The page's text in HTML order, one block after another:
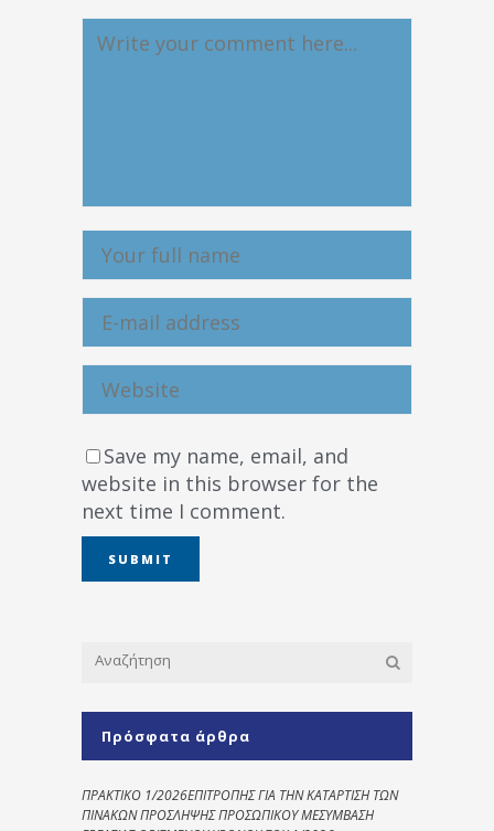
Save my name, email, and
website in this browser for the
next time I comment.
Πρόσφατα άρθρα
ΠΡΑΚΤΙΚΟ 1/2026ΕΠΙΤΡΟΠΗΣ ΓΙΑ ΤΗΝ ΚΑΤΑΡΤΙΣΗ ΤΩΝ
ΠΙΝΑΚΩΝ ΠΡΟΣΛΗΨΗΣ ΠΡΟΣΩΠΙΚΟΥ ΜΕΣΥΜΒΑΣΗ